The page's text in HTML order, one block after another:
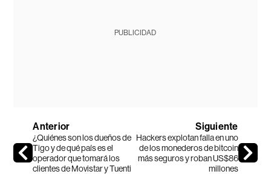
PUBLICIDAD
Anterior
¿Quiénes son los dueños de
Tigo y de qué país es el
operador que tomará los
clientes de Movistar y Tuenti
Siguiente
Hackers explotan falla en uno
de los monederos de bitcoin
más seguros y roban US$86
millones